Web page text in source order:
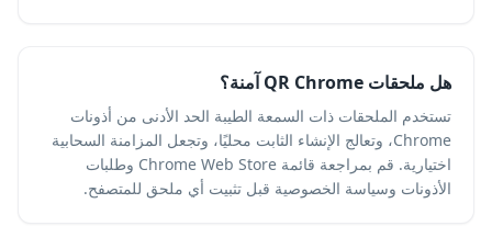
هل ملحقات QR Chrome آمنة؟
تستخدم الملحقات ذات السمعة الطيبة الحد الأدنى من أذونات
Chrome، وتعالج الإنشاء الثابت محليًا، وتجعل المزامنة السحابية
اختيارية. قم بمراجعة قائمة Chrome Web Store وطلبات
الأذونات وسياسة الخصوصية قبل تثبيت أي ملحق للمتصفح.